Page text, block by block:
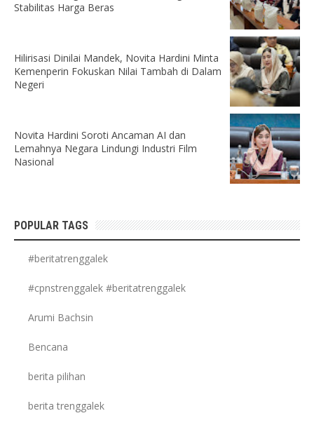
Stabilitas Harga Beras
Hilirisasi Dinilai Mandek, Novita Hardini Minta
Kemenperin Fokuskan Nilai Tambah di Dalam
Negeri
Novita Hardini Soroti Ancaman AI dan
Lemahnya Negara Lindungi Industri Film
Nasional
POPULAR TAGS
#beritatrenggalek
#cpnstrenggalek #beritatrenggalek
Arumi Bachsin
Bencana
berita pilihan
berita trenggalek